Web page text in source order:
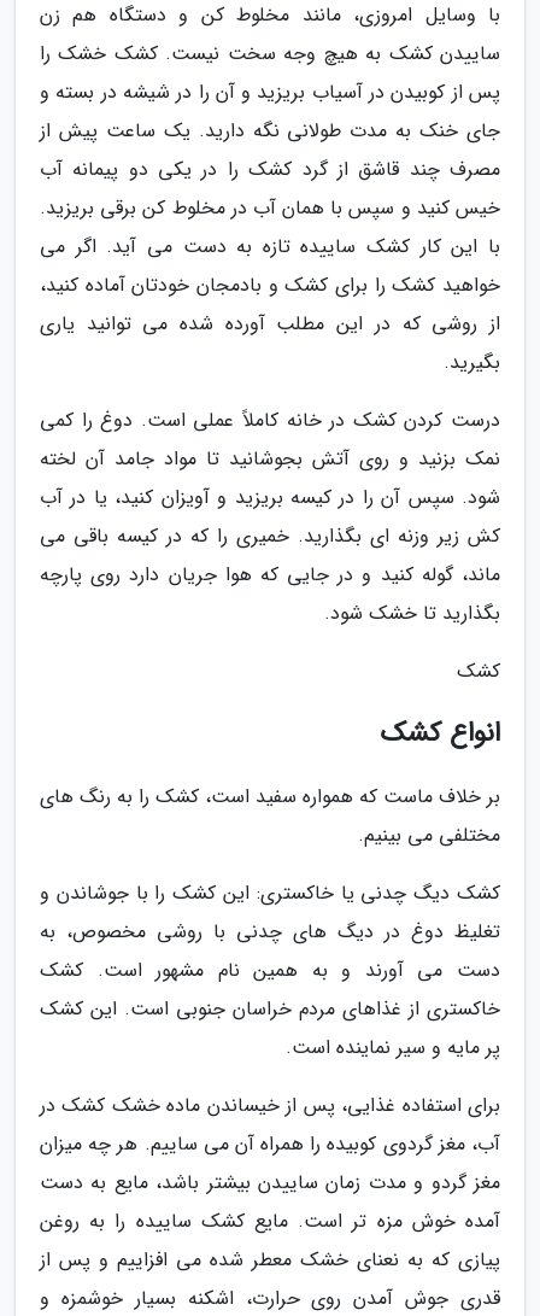
با وسایل امروزی، مانند مخلوط کن و دستگاه هم زن
ساییدن کشک به هیچ وجه سخت نیست. کشک خشک را
پس از کوبیدن در آسیاب بریزید و آن را در شیشه در بسته و
جای خنک به مدت طولانی نگه دارید. یک ساعت پیش از
مصرف چند قاشق از گرد کشک را در یکی دو پیمانه آب
خیس کنید و سپس با همان آب در مخلوط کن برقی بریزید.
با این کار کشک ساییده تازه به دست می آید. اگر می
خواهید کشک را برای کشک و بادمجان خودتان آماده کنید،
از روشی که در این مطلب آورده شده می توانید یاری
بگیرید.
درست کردن کشک در خانه کاملاً عملی است. دوغ را کمی
نمک بزنید و روی آتش بجوشانید تا مواد جامد آن لخته
شود. سپس آن را در کیسه بریزید و آویزان کنید، یا در آب
کش زیر وزنه ای بگذارید. خمیری را که در کیسه باقی می
ماند، گوله کنید و در جایی که هوا جریان دارد روی پارچه
بگذارید تا خشک شود.
کشک
انواع کشک
بر خلاف ماست که همواره سفید است، کشک را به رنگ های
مختلفی می بینیم.
کشک دیگ چدنی یا خاکستری: این کشک را با جوشاندن و
تغلیظ دوغ در دیگ های چدنی با روشی مخصوص، به
دست می آورند و به همین نام مشهور است. کشک
خاکستری از غذاهای مردم خراسان جنوبی است. این کشک
پر مایه و سیر نماینده است.
برای استفاده غذایی، پس از خیساندن ماده خشک کشک در
آب، مغز گردوی کوبیده را همراه آن می ساییم. هر چه میزان
مغز گردو و مدت زمان ساییدن بیشتر باشد، مایع به دست
آمده خوش مزه تر است. مایع کشک ساییده را به روغن
پیازی که به نعنای خشک معطر شده می افزاییم و پس از
قدری جوش آمدن روی حرارت، اشکنه بسیار خوشمزه و